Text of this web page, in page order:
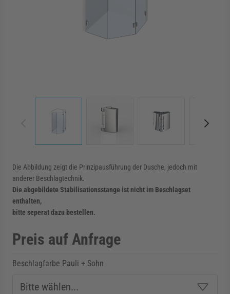
für Kategorie Zargen anzeigen
für Kategorie Angebote anzeigen
Die Abbildung zeigt die Prinzipausführung der Dusche, jedoch mit
anderer Beschlagtechnik.
Die abgebildete Stabilisationsstange ist nicht im Beschlagset
enthalten,
bitte seperat dazu bestellen.
Preis auf Anfrage
Beschlagfarbe Pauli + Sohn